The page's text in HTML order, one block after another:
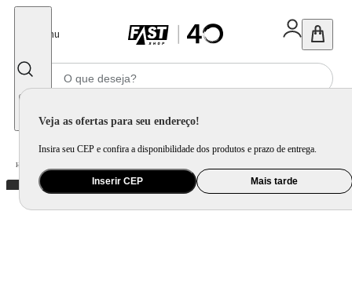
Menu
Veja as ofertas para seu endereço!
Insira seu CEP e confira a disponibilidade dos produtos e prazo de entrega.
Inserir CEP Mais tarde
Home